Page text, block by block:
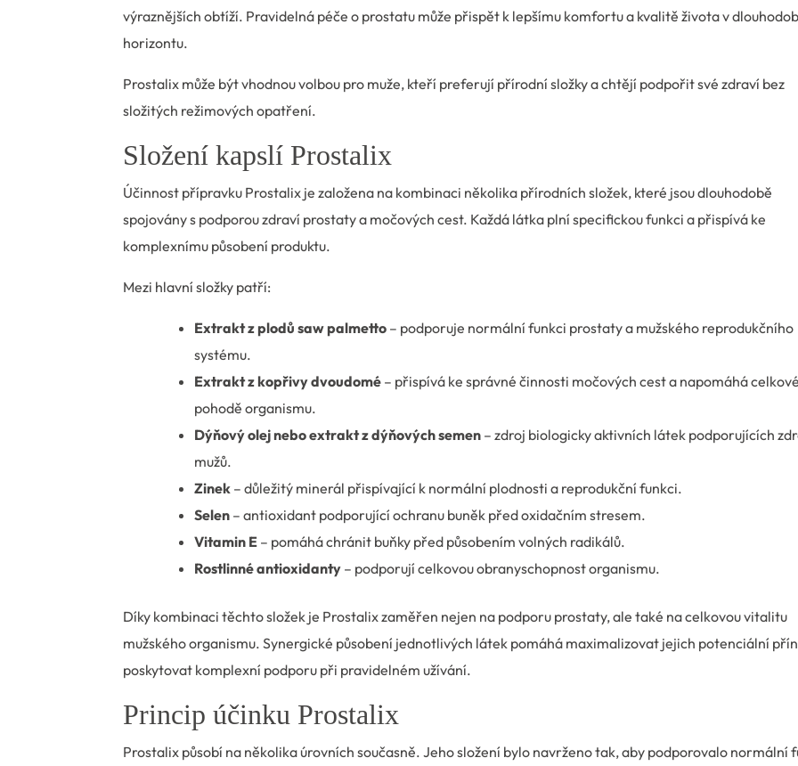
výraznějších obtíží. Pravidelná péče o prostatu může přispět k lepšímu komfortu a kvalitě života v
horizontu.
Prostalix může být vhodnou volbou pro muže, kteří preferují přírodní složky a chtějí podpořit své zdraví bez
složitých režimových opatření.
Složení kapslí Prostalix
Účinnost přípravku Prostalix je založena na kombinaci několika přírodních složek, které jsou dlouhodobě
spojovány s podporou zdraví prostaty a močových cest. Každá látka plní specifickou funkci a přispívá ke
komplexnímu působení produktu.
Mezi hlavní složky patří:
Extrakt z plodů saw palmetto – podporuje normální funkci prostaty a mužského reprodukčního
systému.
Extrakt z kopřivy dvoudomé – přispívá ke správné činnosti močových cest a napomáhá
pohodě organismu.
Dýňový olej nebo extrakt z dýňových semen – zdroj biologicky aktivních látek podporujících
mužů.
Zinek – důležitý minerál přispívající k normální plodnosti a reprodukční funkci.
Selen – antioxidant podporující ochranu buněk před oxidačním stresem.
Vitamin E – pomáhá chránit buňky před působením volných radikálů.
Rostlinné antioxidanty – podporují celkovou obranyschopnost organismu.
Díky kombinaci těchto složek je Prostalix zaměřen nejen na podporu prostaty, ale také na celkovou vitalitu
mužského organismu. Synergické působení jednotlivých látek pomáhá maximalizovat jejich potenciální
poskytovat komplexní podporu při pravidelném užívání.
Princip účinku Prostalix
Prostalix působí na několika úrovních současně. Jeho složení bylo navrženo tak, aby podporovalo normální